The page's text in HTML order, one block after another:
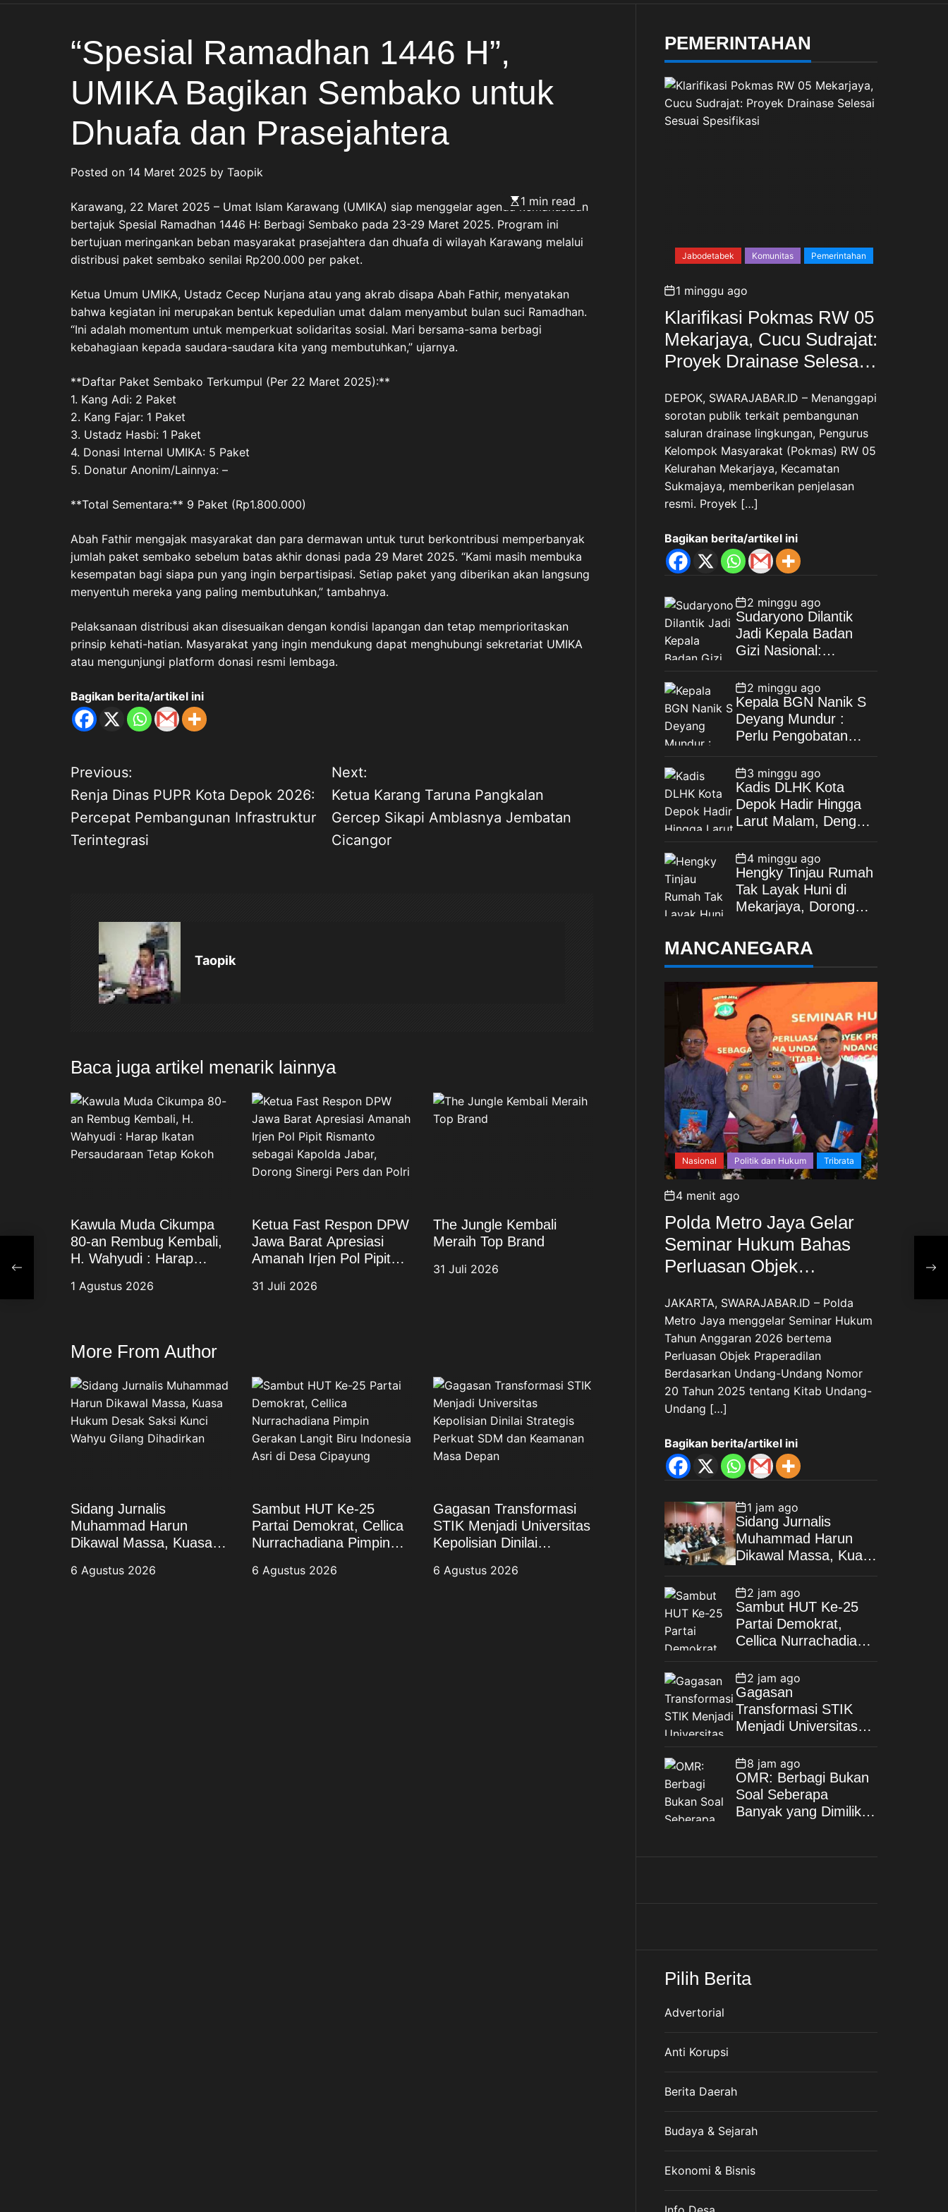
“Spesial Ramadhan 1446 H”,
UMIKA Bagikan Sembako untuk
Dhuafa dan Prasejahtera
Posted on 14 Maret 2025 by Taopik
1 min read
Karawang, 22 Maret 2025 – Umat Islam Karawang (UMIKA) siap menggelar agenda kemanusiaan
bertajuk Spesial Ramadhan 1446 H: Berbagi Sembako pada 23-29 Maret 2025. Program ini
bertujuan meringankan beban masyarakat prasejahtera dan dhuafa di wilayah Karawang melalui
distribusi paket sembako senilai Rp200.000 per paket.
Ketua Umum UMIKA, Ustadz Cecep Nurjana atau yang akrab disapa Abah Fathir, menyatakan
bahwa kegiatan ini merupakan bentuk kepedulian umat dalam menyambut bulan suci Ramadhan.
“Ini adalah momentum untuk memperkuat solidaritas sosial. Mari bersama-sama berbagi
kebahagiaan kepada saudara-saudara kita yang membutuhkan,” ujarnya.
**Daftar Paket Sembako Terkumpul (Per 22 Maret 2025):**
1. Kang Adi: 2 Paket
2. Kang Fajar: 1 Paket
3. Ustadz Hasbi: 1 Paket
4. Donasi Internal UMIKA: 5 Paket
5. Donatur Anonim/Lainnya: –
**Total Sementara:** 9 Paket (Rp1.800.000)
Abah Fathir mengajak masyarakat dan para dermawan untuk turut berkontribusi memperbanyak
jumlah paket sembako sebelum batas akhir donasi pada 29 Maret 2025. “Kami masih membuka
kesempatan bagi siapa pun yang ingin berpartisipasi. Setiap paket yang diberikan akan langsung
menyentuh mereka yang paling membutuhkan,” tambahnya.
Pelaksanaan distribusi akan disesuaikan dengan kondisi lapangan dan tetap memprioritaskan
prinsip kehati-hatian. Masyarakat yang ingin mendukung dapat menghubungi sekretariat UMIKA
atau mengunjungi platform donasi resmi lembaga.
Bagikan berita/artikel ini
N
a
v
o
s
Previous:
Renja Dinas PUPR Kota Depok 2026:
Percepat Pembangunan Infrastruktur
Terintegrasi
Next:
Ketua Karang Taruna Pangkalan
Gercep Sikapi Amblasnya Jembatan
Cicangor
Taopik
Baca juga artikel menarik lainnya
Kawula Muda Cikumpa
80-an Rembug Kembali,
H. Wahyudi : Harap
Tetap Kokoh
1 Agustus 2026
Ketua Fast Respon DPW
Jawa Barat Apresiasi
Amanah Irjen Pol Pipit
Kapolda Jabar, Dorong
31 Juli 2026
The Jungle Kembali
Meraih Top Brand
31 Juli 2026
More From Author
Sidang Jurnalis
Muhammad Harun
Dikawal Massa, Kuasa
Kunci Wahyu Gilang
6 Agustus 2026
Sambut HUT Ke-25
Partai Demokrat, Cellica
Nurrachadiana Pimpin
Indonesia Asri di Desa
6 Agustus 2026
Gagasan Transformasi
STIK Menjadi Universitas
Kepolisian Dinilai
dan Keamanan Masa
6 Agustus 2026
PEMERINTAHAN
Jabodetabek Komunitas Pemerintahan
1 minggu ago
Klarifikasi Pokmas RW 05
Mekarjaya, Cucu Sudrajat:
Proyek Drainase Selesai
DEPOK, SWARAJABAR.ID – Menanggapi
sorotan publik terkait pembangunan
saluran drainase lingkungan, Pengurus
Kelompok Masyarakat (Pokmas) RW 05
Kelurahan Mekarjaya, Kecamatan
Sukmajaya, memberikan penjelasan
resmi. Proyek […]
Bagikan berita/artikel ini
2 minggu ago
Sudaryono Dilantik
Jadi Kepala Badan
Gizi Nasional:
Konflik Kepentingan
2 minggu ago
Kepala BGN Nanik S
Deyang Mundur :
Perlu Pengobatan
Negeri
3 minggu ago
Kadis DLHK Kota
Depok Hadir Hingga
Larut Malam, Dengar
Retribusi Sampah di
Mekarjaya
4 minggu ago
Hengky Tinjau Rumah
Tak Layak Huni di
Mekarjaya, Dorong
Dana BTT dan CSR
MANCANEGARA
Nasional Politik dan Hukum Tribrata
4 menit ago
Polda Metro Jaya Gelar
Seminar Hukum Bahas
Perluasan Objek
KUHAP Baru
JAKARTA, SWARAJABAR.ID – Polda
Metro Jaya menggelar Seminar Hukum
Tahun Anggaran 2026 bertema
Perluasan Objek Praperadilan
Berdasarkan Undang-Undang Nomor
20 Tahun 2025 tentang Kitab Undang-
Undang […]
Bagikan berita/artikel ini
1 jam ago
Sidang Jurnalis
Muhammad Harun
Dikawal Massa, Kuasa
Kunci Wahyu Gilang
Dihadirkan
2 jam ago
Sambut HUT Ke-25
Partai Demokrat,
Cellica Nurrachadiana
Langit Biru Indonesia
Asri di Desa Cipayung
2 jam ago
Gagasan
Transformasi STIK
Menjadi Universitas
Strategis Perkuat
SDM dan Keamanan
Masa Depan
8 jam ago
OMR: Berbagi Bukan
Soal Seberapa
Banyak yang Dimiliki,
Pilih Berita
Advertorial
Anti Korupsi
Berita Daerah
Budaya & Sejarah
Ekonomi & Bisnis